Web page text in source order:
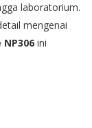
laboratorium.
mengenai
NP306 ini